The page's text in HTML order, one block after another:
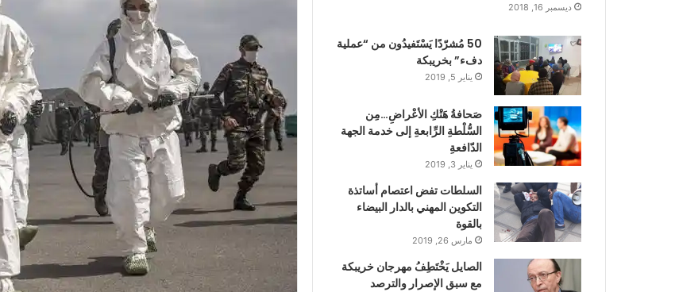
ديسمبر 16, 2018
50 مُشرّدًا يَسْتَفيدُون من “عملية
دفء” بخريبكة
يناير 5, 2019
صَحافةُ هَتْكِ الأعْراضِ…مِن
السُّلْطةِ الرِّابعةِ إلى خدمة الجهة
الدّافعةِ
يناير 3, 2019
السلطات تفض اعتصام أساتذة
التكوين المهني بالدار البيضاء
بالقوة
مارس 26, 2019
الصايل يَخْتَطِفُ مهرجان خريبكة
مع سبق الإصرار والترصد